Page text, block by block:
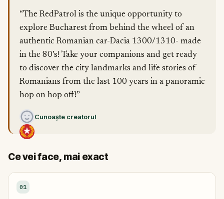
“The RedPatrol is the unique opportunity to
explore Bucharest from behind the wheel of an
authentic Romanian car-Dacia 1300/1310- made
in the 80’s! Take your companions and get ready
to discover the city landmarks and life stories of
Romanians from the last 100 years in a panoramic
hop on hop off!”
Cunoaște creatorul
Ce vei face, mai exact
01